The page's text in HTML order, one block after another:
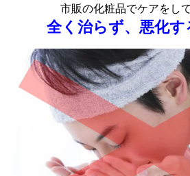
市販の化粧品でケアをし
全く治らず、悪化す